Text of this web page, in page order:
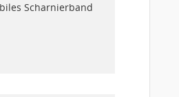
Scharnierband